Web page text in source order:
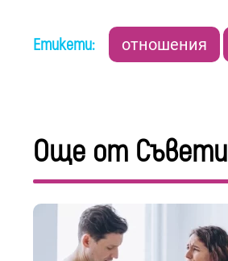
Етикети: отношения
Още от Съвети